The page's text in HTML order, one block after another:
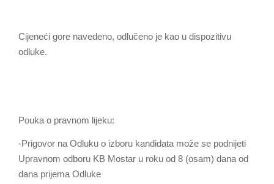
Cijeneći gore navedeno, odlučeno je kao u dispozitivu
odluke.
Pouka o pravnom lijeku:
-Prigovor na Odluku o izboru kandidata može se podnijeti
Upravnom odboru KB Mostar u roku od 8 (osam) dana od
dana prijema Odluke